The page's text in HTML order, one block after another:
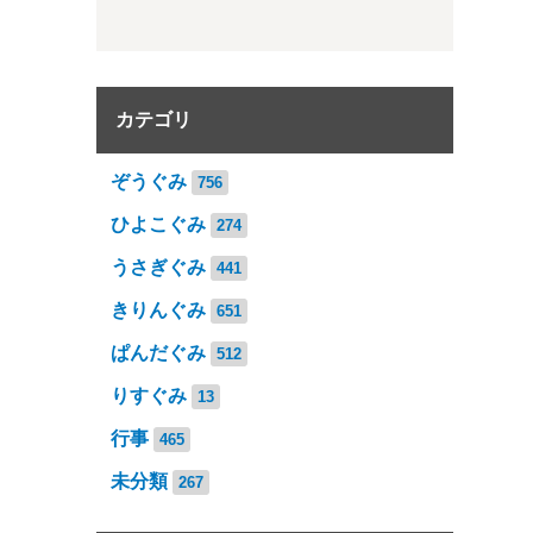
カテゴリ
ぞうぐみ 756
ひよこぐみ 274
うさぎぐみ 441
きりんぐみ 651
ぱんだぐみ 512
りすぐみ 13
行事 465
未分類 267